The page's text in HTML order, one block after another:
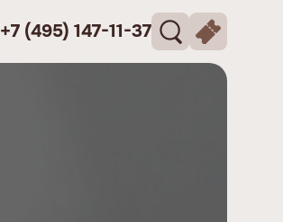
+7 (495) 147-11-37